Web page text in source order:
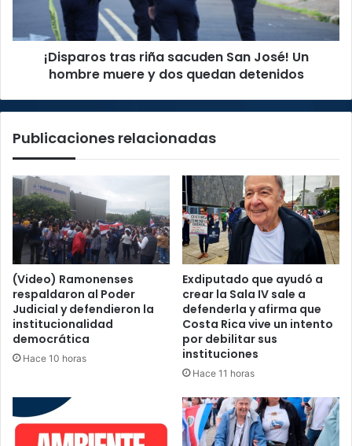
muere
¡Disparos tras riña sacuden San José! Un
hombre muere y dos quedan detenidos
Publicaciones relacionadas
(Video) Ramonenses
respaldaron al Poder
Judicial y defendieron la
institucionalidad
democrática
Hace 10 horas
Exdiputado que ayudó a
crear la Sala IV sale a
defenderla y afirma que
Costa Rica vive un intento
por debilitar sus
instituciones
Hace 11 horas